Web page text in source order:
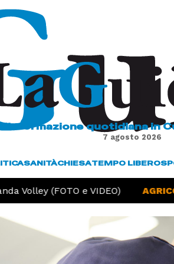
L'informazione quotidiana in
7 agosto 2026
SANITÀCHIESATEMPO LIBERO
(FOTO e VIDEO)